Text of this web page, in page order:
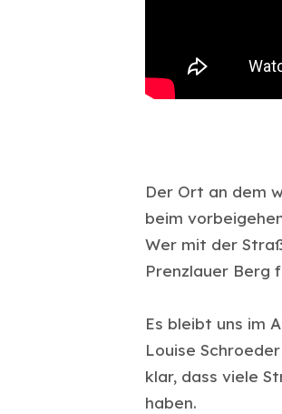
Der Ort an dem
beim
Wer mit der
Prenzlauer Berg
Es bleibt uns im
Louise
klar, dass viele
haben.